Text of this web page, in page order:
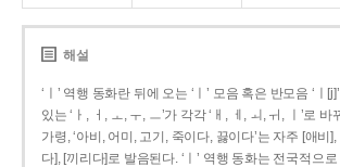
해설
‘ㅣ’ 역행 동화란 뒤에 오는 ‘ㅣ’ 모음 혹은 반모음 ‘ㅣ
있는 ‘ㅏ, ㅓ, ㅗ, ㅜ, ㅡ’가 각각 ‘ㅐ, ㅔ, ㅚ, ㅟ, ㅣ’로
가령, ‘아비, 어미, 고기, 죽이다, 끓이다’는 자주 [애비],
다], [끼리다]로 발음된다. ‘ㅣ’ 역행 동화는 전국적으